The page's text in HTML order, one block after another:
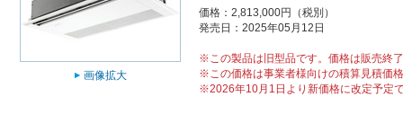
画像拡大
価格：2,813,000円（税別）
発売日：2025年05月12日
※この製品は旧型品です。価格は販売終
※この価格は事業者様向けの積算見積価
※2026年10月1日より新価格に改定予定